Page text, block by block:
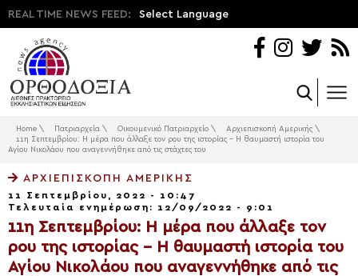
REAL TIME NEWS FEED: Select Language
Home \ Πατριαρχεία \ Οικουμενικό Πατριαρχείο \ Αρχιεπισκοπή Αμερικής \
11η Σεπτεμβρίου: Η μέρα που άλλαξε τον ρου της ιστορίας – Η θαυμαστή ιστορία του
Αγίου Νικολάου που αναγεννήθηκε από τις στάχτες του
ΑΡΧΙΕΠΙΣΚΟΠΉ ΑΜΕΡΙΚΉΣ
11 Σεπτεμβρίου, 2022 - 10:47
Τελευταία ενημέρωση: 12/09/2022 - 9:01
11η Σεπτεμβρίου: Η μέρα που άλλαξε τον
ρου της ιστορίας – Η θαυμαστή ιστορία του
Αγίου Νικολάου που αναγεννήθηκε από τις